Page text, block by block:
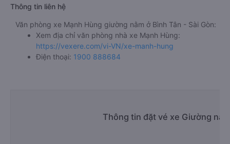
Thông tin liên hệ
Văn phòng xe Mạnh Hùng giường nằm ở Bình Tân - Sài Gòn:
Xem địa chỉ văn phòng nhà xe Mạnh Hùng:
https://vexere.com/vi-VN/xe-manh-hung
Điện thoại: 1900 888684
Thông tin đặt vé xe Giường